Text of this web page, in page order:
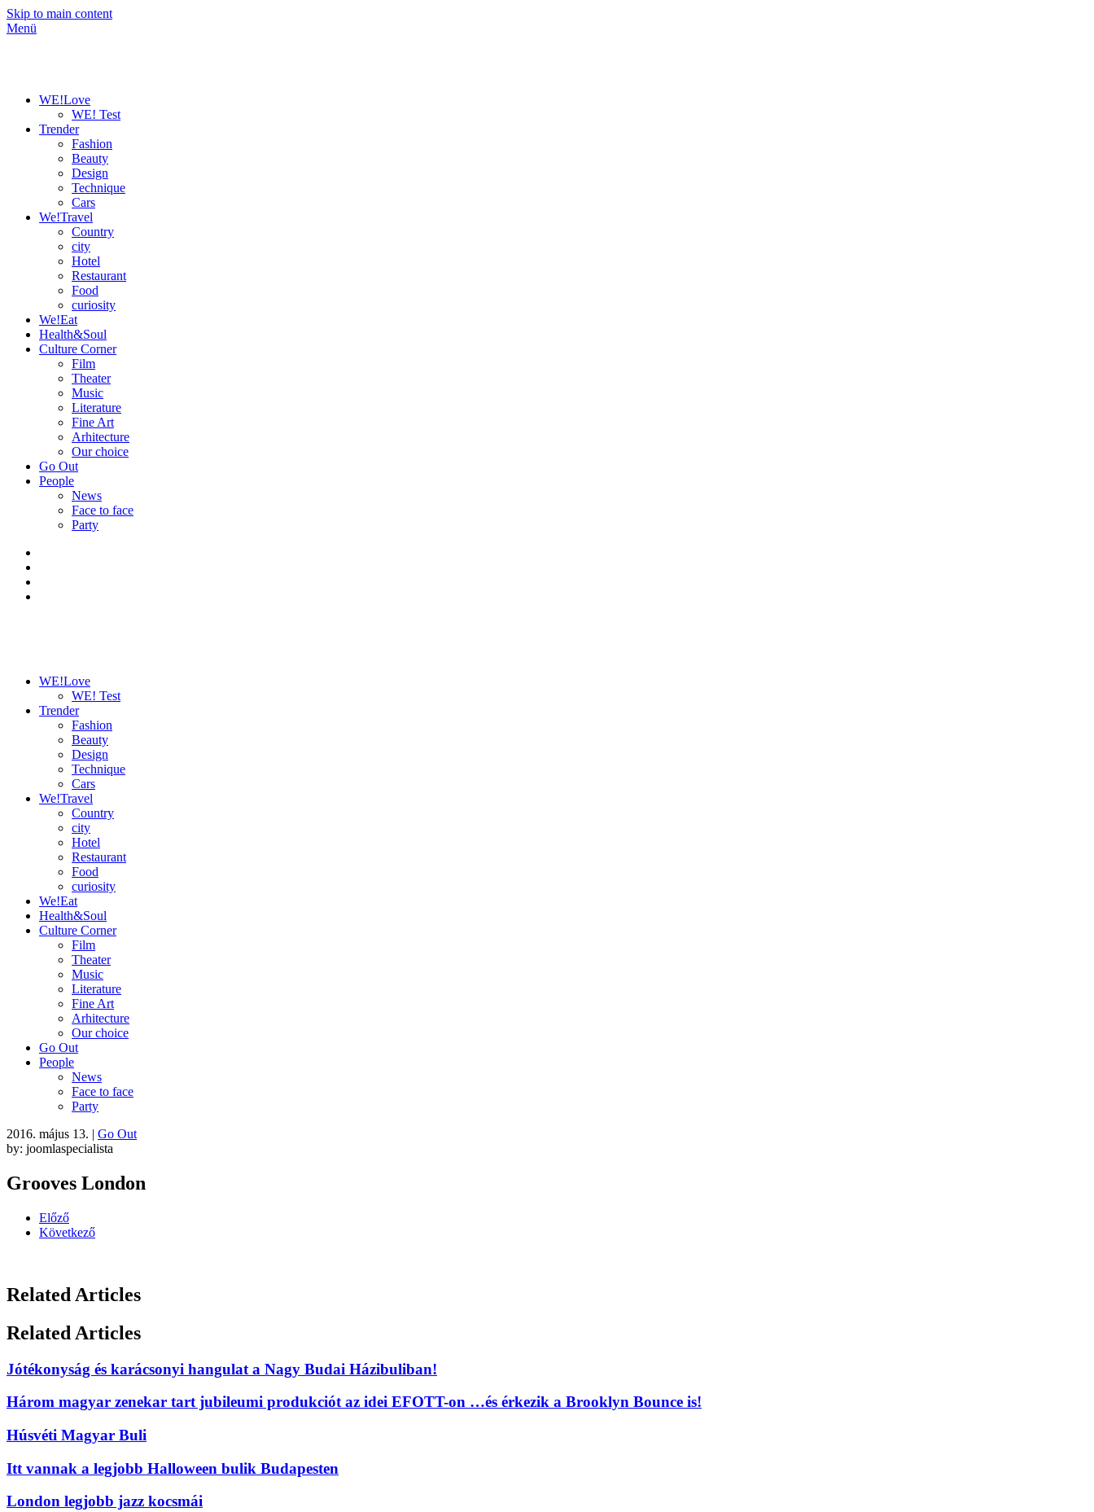
Skip to main content
Menü
WE!Love
WE! Test
Trender
Fashion
Beauty
Design
Technique
Cars
We!Travel
Country
city
Hotel
Restaurant
Food
curiosity
We!Eat
Health&Soul
Culture Corner
Film
Theater
Music
Literature
Fine Art
Arhitecture
Our choice
Go Out
People
News
Face to face
Party
WE!Love
WE! Test
Trender
Fashion
Beauty
Design
Technique
Cars
We!Travel
Country
city
Hotel
Restaurant
Food
curiosity
We!Eat
Health&Soul
Culture Corner
Film
Theater
Music
Literature
Fine Art
Arhitecture
Our choice
Go Out
People
News
Face to face
Party
2016. május 13. | Go Out
by: joomlaspecialista
Grooves London
Előző
Következő
Related Articles
Related Articles
Jótékonyság és karácsonyi hangulat a Nagy Budai Házibuliban!
Három magyar zenekar tart jubileumi produkciót az idei EFOTT-on …és érkezik a Brooklyn Bounce is!
Húsvéti Magyar Buli
Itt vannak a legjobb Halloween bulik Budapesten
London legjobb jazz kocsmái